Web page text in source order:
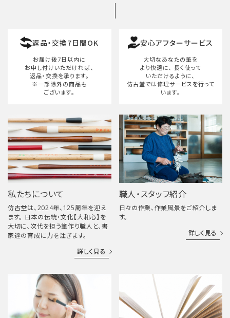
検索する
返品・交換7日間OK
お届け後7日以内に
お申し付けいただければ、
返品・交換を承ります。
※一部除外の商品も
ございます。
安心アフターサービス
大切なあなたの筆を
より快適に、 長く使って
いただけるように、
仿古堂では修理サービスを行って
います。
私たちについて
仿古堂は、2024年、125周年を迎え
ます。 日本の伝統・文化【大和心】を
大切に、次代を担う筆作り職人と、書
家達の育成に力を注ぎます。
詳しく見る
職人・スタッフ紹介
日々の作業、作業風景をご紹介しま
す。
詳しく見る